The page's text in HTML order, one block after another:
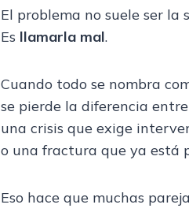
El problema no suele ser la
Es llamarla mal.
Cuando todo se nombra
se pierde la diferencia
una crisis que exige
o una fractura que ya está
Eso hace que muchas